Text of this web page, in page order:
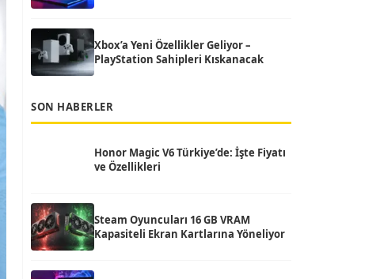
Xbox’a Yeni Özellikler Geliyor –
PlayStation Sahipleri Kıskanacak
SON HABERLER
Honor Magic V6 Türkiye’de: İşte Fiyatı
ve Özellikleri
Steam Oyuncuları 16 GB VRAM
Kapasiteli Ekran Kartlarına Yöneliyor